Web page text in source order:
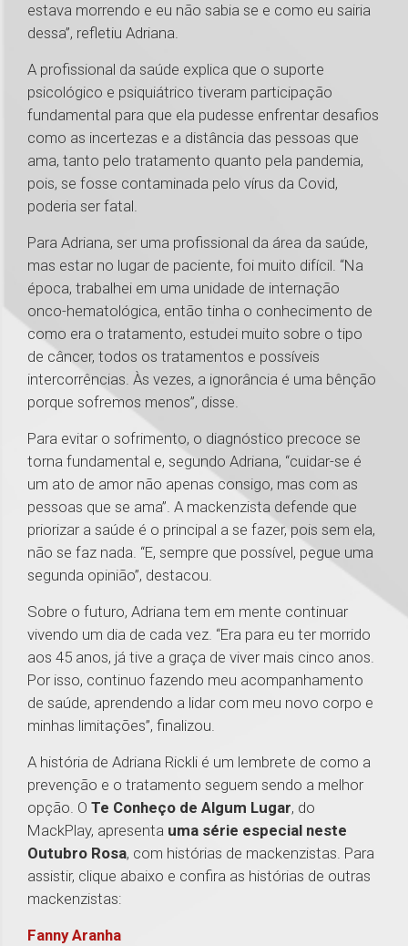
estava morrendo e eu não sabia se e como eu sairia
dessa”, refletiu Adriana.
A profissional da saúde explica que o suporte
psicológico e psiquiátrico tiveram participação
fundamental para que ela pudesse enfrentar desafios
como as incertezas e a distância das pessoas que
ama, tanto pelo tratamento quanto pela pandemia,
pois, se fosse contaminada pelo vírus da Covid,
poderia ser fatal.
Para Adriana, ser uma profissional da área da saúde,
mas estar no lugar de paciente, foi muito difícil. “Na
época, trabalhei em uma unidade de internação
onco-hematológica, então tinha o conhecimento de
como era o tratamento, estudei muito sobre o tipo
de câncer, todos os tratamentos e possíveis
intercorrências. Às vezes, a ignorância é uma bênção
porque sofremos menos”, disse.
Para evitar o sofrimento, o diagnóstico precoce se
torna fundamental e, segundo Adriana, “cuidar-se é
um ato de amor não apenas consigo, mas com as
pessoas que se ama”. A mackenzista defende que
priorizar a saúde é o principal a se fazer, pois sem ela,
não se faz nada. “E, sempre que possível, pegue uma
segunda opinião”, destacou.
Sobre o futuro, Adriana tem em mente continuar
vivendo um dia de cada vez. “Era para eu ter morrido
aos 45 anos, já tive a graça de viver mais cinco anos.
Por isso, continuo fazendo meu acompanhamento
de saúde, aprendendo a lidar com meu novo corpo e
minhas limitações”, finalizou.
A história de Adriana Rickli é um lembrete de como a
prevenção e o tratamento seguem sendo a melhor
opção. O Te Conheço de Algum Lugar, do
MackPlay, apresenta uma série especial neste
Outubro Rosa, com histórias de mackenzistas. Para
assistir, clique abaixo e confira as histórias de outras
mackenzistas:
Fanny Aranha